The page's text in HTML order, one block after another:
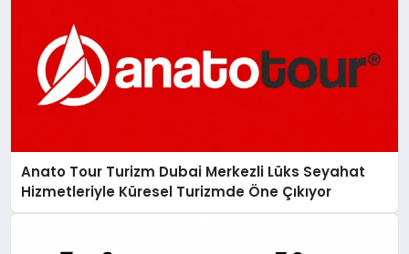
Anato Tour Turizm Dubai Merkezli Lüks Seyahat
Hizmetleriyle Küresel Turizmde Öne Çıkıyor